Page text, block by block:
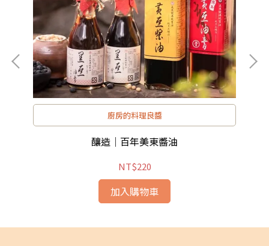
廚房的料理良醬
釀造｜百年美東醬油
NT$220
加入購物車